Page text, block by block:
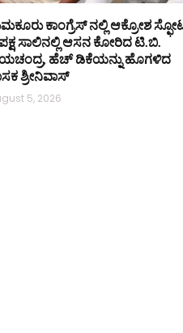
ಕಾಂಗ್ರೆಸ್ ನಲ್ಲಿ ಆಕ್ರೋಶ
ಸಾಲಿನಲ್ಲಿ ಆಸನ ಕೋರಿದ ಟಿ.ಬಿ.
ಹೆಚ್ ಡಿಕೆಯನ್ನು ಹೊಗಳಿದ
ಶ್ರೀನಿವಾಸ್
5, 2026